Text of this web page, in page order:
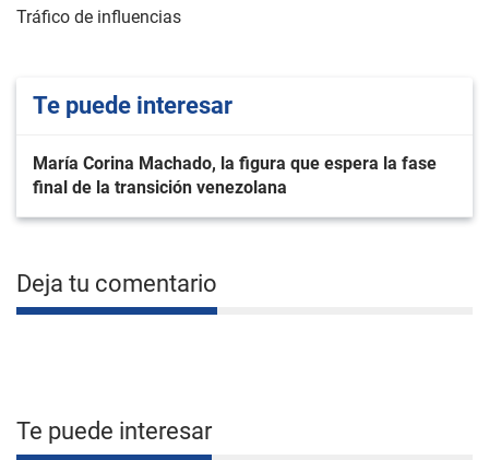
Tráfico de influencias
Te puede interesar
María Corina Machado, la figura que espera la fase
final de la transición venezolana
Deja tu comentario
Te puede interesar